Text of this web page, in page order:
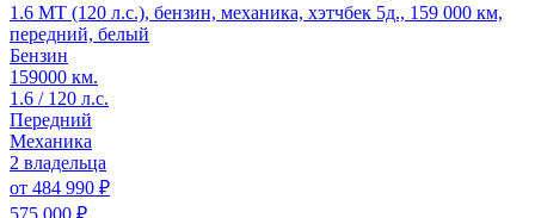
1.6 MT (120 л.с.), бензин, механика, хэтчбек 5д., 159 000 км,
передний, белый
Бензин
159000 км.
1.6 / 120 л.с.
Передний
Механика
2 владельца
от 484 990 ₽
575 000 ₽